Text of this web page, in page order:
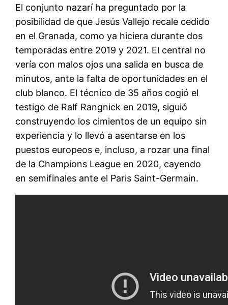
El conjunto nazarí ha preguntado por la
posibilidad de que Jesús Vallejo recale cedido
en el Granada, como ya hiciera durante dos
temporadas entre 2019 y 2021. El central no
vería con malos ojos una salida en busca de
minutos, ante la falta de oportunidades en el
club blanco. El técnico de 35 años cogió el
testigo de Ralf Rangnick en 2019, siguió
construyendo los cimientos de un equipo sin
experiencia y lo llevó a asentarse en los
puestos europeos e, incluso, a rozar una final
de la Champions League en 2020, cayendo
en semifinales ante el Paris Saint-Germain.